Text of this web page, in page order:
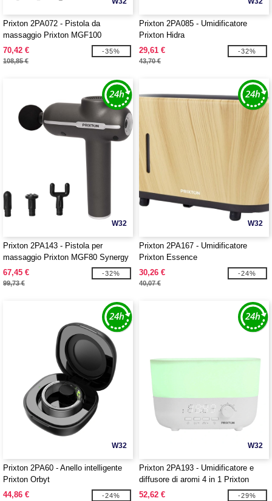
Prixton 2PA072 - Pistola da
massaggio Prixton MGF100
70,42 €
108,85 €
-35%
Prixton 2PA085 - Umidificatore
Prixton Hidra
29,61 €
43,70 €
-32%
W32
Prixton 2PA143 - Pistola per
massaggio Prixton MGF80 Synergy
67,45 €
99,73 €
-32%
W32
Prixton 2PA167 - Umidificatore
Prixton Essence
30,26 €
40,07 €
-24%
W32
Prixton 2PA60 - Anello intelligente
Prixton Orbyt
44,86 €
-24%
W32
Prixton 2PA193 - Umidificatore e
diffusore di aromi 4 in 1 Prixton
Connected
52,62 € -29%